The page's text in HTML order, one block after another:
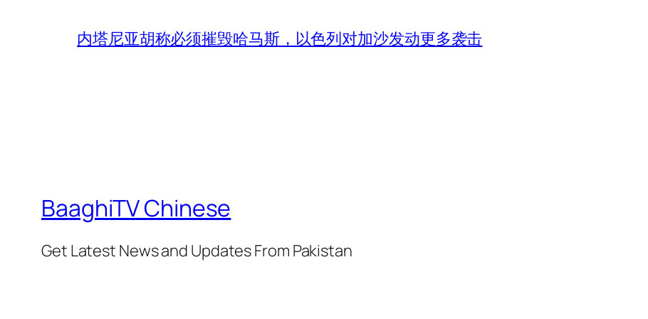
内塔尼亚胡称必须摧毁哈马斯，以色列对加沙发动更多袭击
BaaghiTV Chinese
Get Latest News and Updates From Pakistan